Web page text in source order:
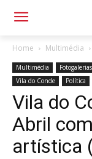
Home Multimédia
Multimédia Fotogalerias
Vila do Conde
Política
Vila do
Abril
artística